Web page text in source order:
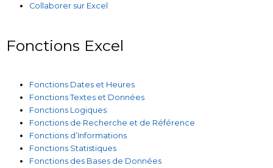
Collaborer sur Excel
Fonctions Excel
Fonctions Dates et Heures
Fonctions Textes et Données
Fonctions Logiques
Fonctions de Recherche et de Référence
Fonctions d’Informations
Fonctions Statistiques
Fonctions des Bases de Données